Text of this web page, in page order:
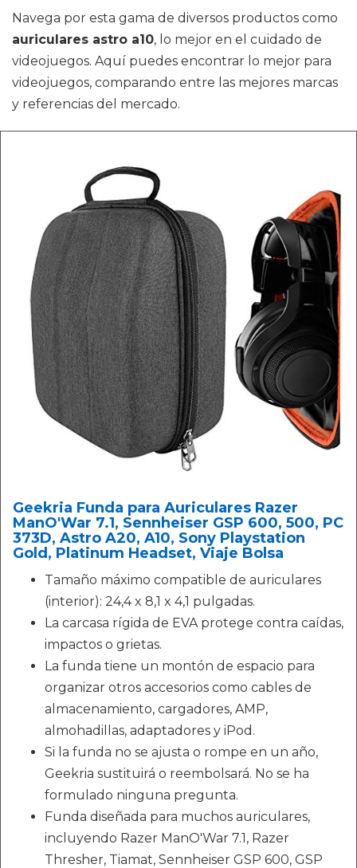
Navega por esta gama de diversos productos como
auriculares astro a10, lo mejor en el cuidado de
videojuegos. Aquí puedes encontrar lo mejor para
videojuegos, comparando entre las mejores marcas
y referencias del mercado.
Geekria Funda para Auriculares Razer
ManO'War 7.1, Sennheiser GSP 600, 500, PC
373D, Astro A20, A10, Sony Playstation
Gold, Platinum Headset, Viaje Bolsa
Tamaño máximo compatible de auriculares
(interior): 24,4 x 8,1 x 4,1 pulgadas.
La carcasa rígida de EVA protege contra caídas,
impactos o grietas.
La funda tiene un montón de espacio para
organizar otros accesorios como cables de
almacenamiento, cargadores, AMP,
almohadillas, adaptadores y iPod.
Si la funda no se ajusta o rompe en un año,
Geekria sustituirá o reembolsará. No se ha
formulado ninguna pregunta.
Funda diseñada para muchos auriculares,
incluyendo Razer ManO'War 7.1, Razer
Thresher, Tiamat, Sennheiser GSP 600, GSP